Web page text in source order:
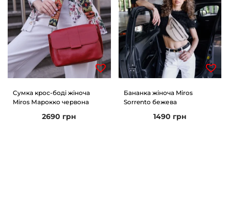
Сумка крос-боді жіноча
Miros Марокко червона
2690 грн
Бананка жіноча Miros
Sorrento бежева
1490 грн